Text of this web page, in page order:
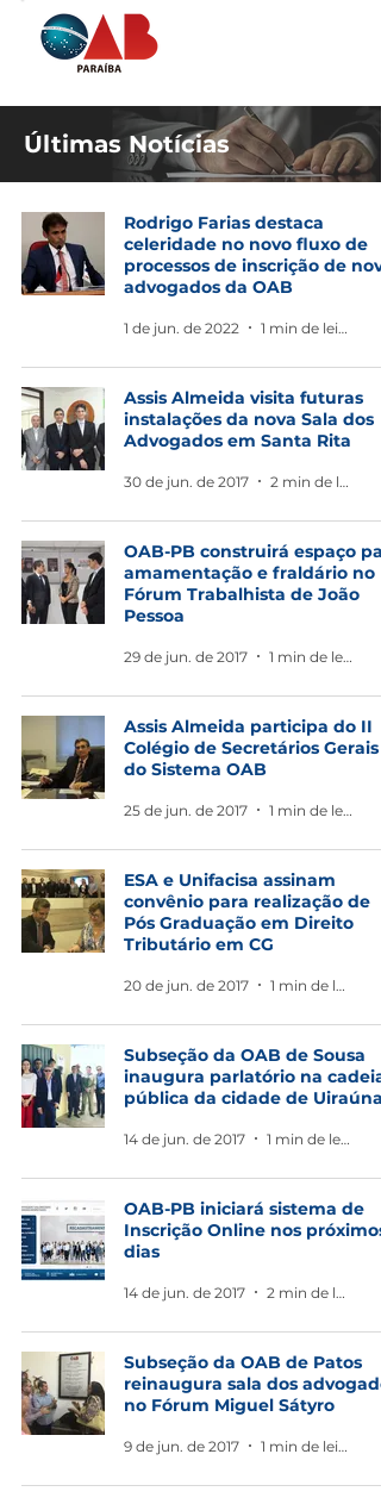
Últimas Notícias
Rodrigo Farias destaca
celeridade no novo fluxo de
processos de inscrição de
advogados da OAB
1 de jun. de 2022 1 min de leitura
Assis Almeida visita futuras
instalações da nova Sala dos
Advogados em Santa Rita
30 de jun. de 2017 2 min de leitura
OAB-PB construirá espaço
amamentação e fraldário no
Fórum Trabalhista de João
Pessoa
29 de jun. de 2017 1 min de leitura
Assis Almeida participa do II
Colégio de Secretários Gerais
do Sistema OAB
25 de jun. de 2017 1 min de leitura
ESA e Unifacisa assinam
convênio para realização de
Pós Graduação em Direito
Tributário em CG
20 de jun. de 2017 1 min de leitura
Subseção da OAB de Sousa
inaugura parlatório na cadeia
pública da cidade de Uiraúna
14 de jun. de 2017 1 min de leitura
OAB-PB iniciará sistema de
Inscrição Online nos próximos
dias
14 de jun. de 2017 2 min de leitura
Subseção da OAB de Patos
reinaugura sala dos
no Fórum Miguel Sátyro
9 de jun. de 2017 1 min de leitura